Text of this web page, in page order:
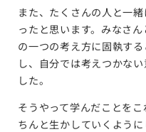
また、たくさんの人と一
ったと思います。みなさ
の一つの考え方に固執す
し、自分では考えつかな
した。
そうやって学んだことを
ちんと生かしていくよう